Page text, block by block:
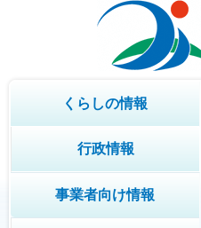
くらしの情報
行政情報
事業者向け情報